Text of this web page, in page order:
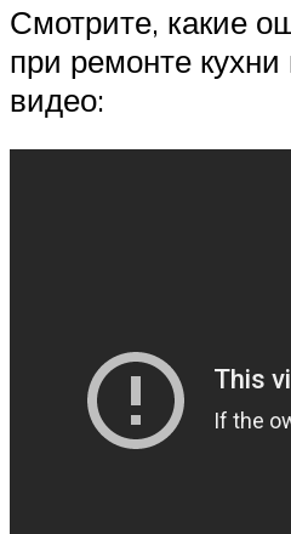
Смотрите, какие
при ремонте
видео: